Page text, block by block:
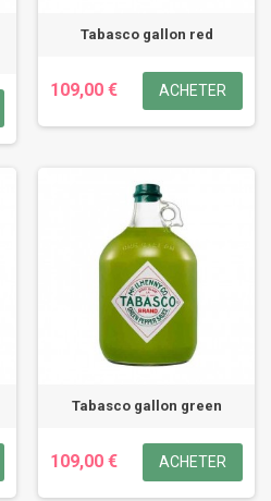
Tabasco gallon red
109,00 € ACHETER
Tabasco gallon green
109,00 € ACHETER